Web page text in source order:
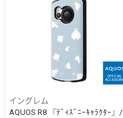
イングレム
AQUOS R8 『ﾃﾞｨｽﾞﾆｰｷｬﾗｸﾀｰ』/